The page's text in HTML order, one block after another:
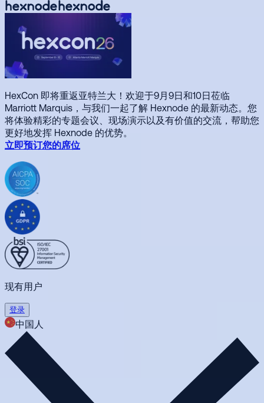
HexCon 即将重返亚特兰大！欢迎于9月9日和10日莅临
Marriott Marquis，与我们一起了解 Hexnode 的最新动态。您
将体验精彩的专题会议、现场演示以及有价值的交流，帮助您
更好地发挥 Hexnode 的优势。
立即预订您的席位
现有用户
登录
中国人